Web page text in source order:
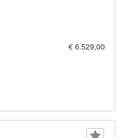
€ 6.529,00